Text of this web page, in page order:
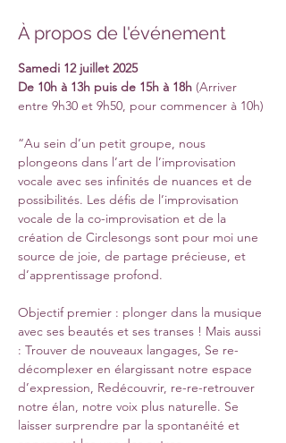
À propos de l'événement
Samedi 12 juillet 2025
De 10h à 13h puis de 15h à 18h (Arriver
entre 9h30 et 9h50, pour commencer à 10h)
“Au sein d’un petit groupe, nous
plongeons dans l’art de l’improvisation
vocale avec ses infinités de nuances et de
possibilités. Les défis de l’improvisation
vocale de la co-improvisation et de la
création de Circlesongs sont pour moi une
source de joie, de partage précieuse, et
d’apprentissage profond.
Objectif premier : plonger dans la musique
avec ses beautés et ses transes ! Mais aussi
: Trouver de nouveaux langages, Se re-
décomplexer en élargissant notre espace
d’expression, Redécouvrir, re-re-retrouver
notre élan, notre voix plus naturelle. Se
laisser surprendre par la spontanéité et